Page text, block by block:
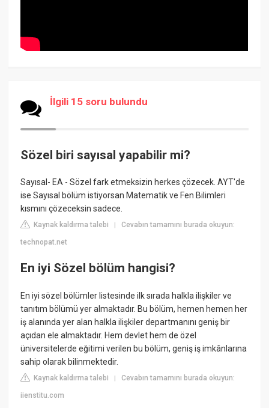
İlgili 15 soru bulundu
Sözel biri sayısal yapabilir mi?
Sayısal- EA - Sözel fark etmeksizin herkes çözecek. AYT'de
ise Sayısal bölüm istiyorsan Matematik ve Fen Bilimleri
kısmını çözeceksin sadece.
Kaynak kaldırma talebi |Cevabın tamamını burada okuyun:
technopat.net
En iyi Sözel bölüm hangisi?
En iyi sözel bölümler listesinde ilk sırada halkla ilişkiler ve
tanıtım bölümü yer almaktadır. Bu bölüm, hemen hemen her
iş alanında yer alan halkla ilişkiler departmanını geniş bir
açıdan ele almaktadır. Hem devlet hem de özel
üniversitelerde eğitimi verilen bu bölüm, geniş iş imkânlarına
sahip olarak bilinmektedir.
Kaynak kaldırma talebi |Cevabın tamamını burada okuyun:
iienstitu.com